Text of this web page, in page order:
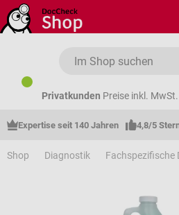
Zum Hauptinhalt springen
Privatkunden Preise inkl. MwSt.
Expertise seit 140 Jahren 4,8/5
Shop Diagnostik Fachspezifische